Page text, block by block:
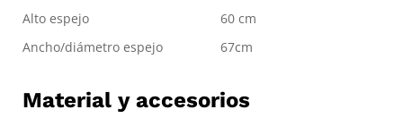
Alto espejo
60 cm
Ancho/diámetro espejo
67cm
Material y accesorios